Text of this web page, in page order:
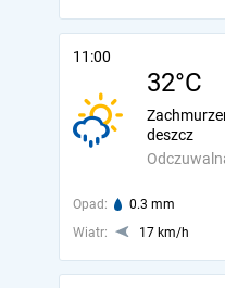
11:00
32°C
deszcz
Opad: 0.3 mm
Wiatr:
17 km/h